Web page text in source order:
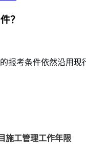
？
报考条件依然沿用
施工管理工作年限